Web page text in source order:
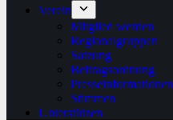
Verein
Mitglied werden
Regionalgruppen
Satzung
Beitragsordnung
Presseinformationen
Stimmen
Unterstützen